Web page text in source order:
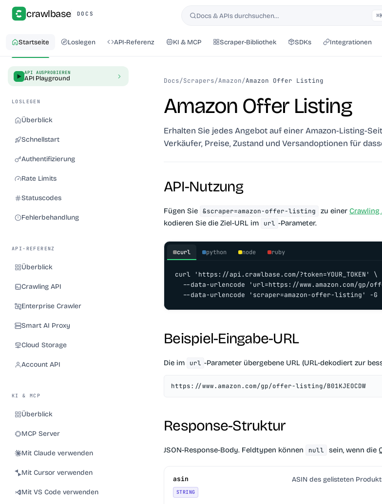
crawlbase DOCS
Suchen
Docs & APIs durchsuchen…
Startseite Loslegen API-Referenz KI & MCP Scraper-Bibliothek SDKs Integrationen
API AUSPROBIEREN
API Playground
LOSLEGEN
Überblick
Schnellstart
Authentifizierung
Rate Limits
Statuscodes
Fehlerbehandlung
API-REFERENZ
Überblick
Crawling API
Enterprise Crawler
Smart AI Proxy
Cloud Storage
Account API
KI & MCP
Überblick
MCP Server
Mit Claude verwenden
Mit Cursor verwenden
Mit VS Code verwenden
Docs/Scrapers/Amazon/Amazon Offer Listing
Amazon Offer Listing
Erhalten Sie jedes Angebot auf einer Amazon-Listing-
Verkäufer, Preise, Zustand und Versandoptionen für
API-Nutzung
Fügen Sie &scraper=amazon-offer-listing zu einer Crawling
kodieren Sie die Ziel-URL im
url -Parameter.
curl python node ruby
curl 'https://api.crawlbase.com/?token=YOUR_TOKEN' \
--data-urlencode 'url=https://www.amazon.com/gp/
  --data-urlencode 'scraper=amazon-offer-listing' -G
Beispiel-Eingabe-URL
Die im url -Parameter übergebene URL (URL-dekodiert zur
https://www.amazon.com/gp/offer-listing/B01KJEOCDW
Response-Struktur
JSON-Response-Body. Feldtypen können null sein, wenn die
asin
STRING
ASIN des gelisteten